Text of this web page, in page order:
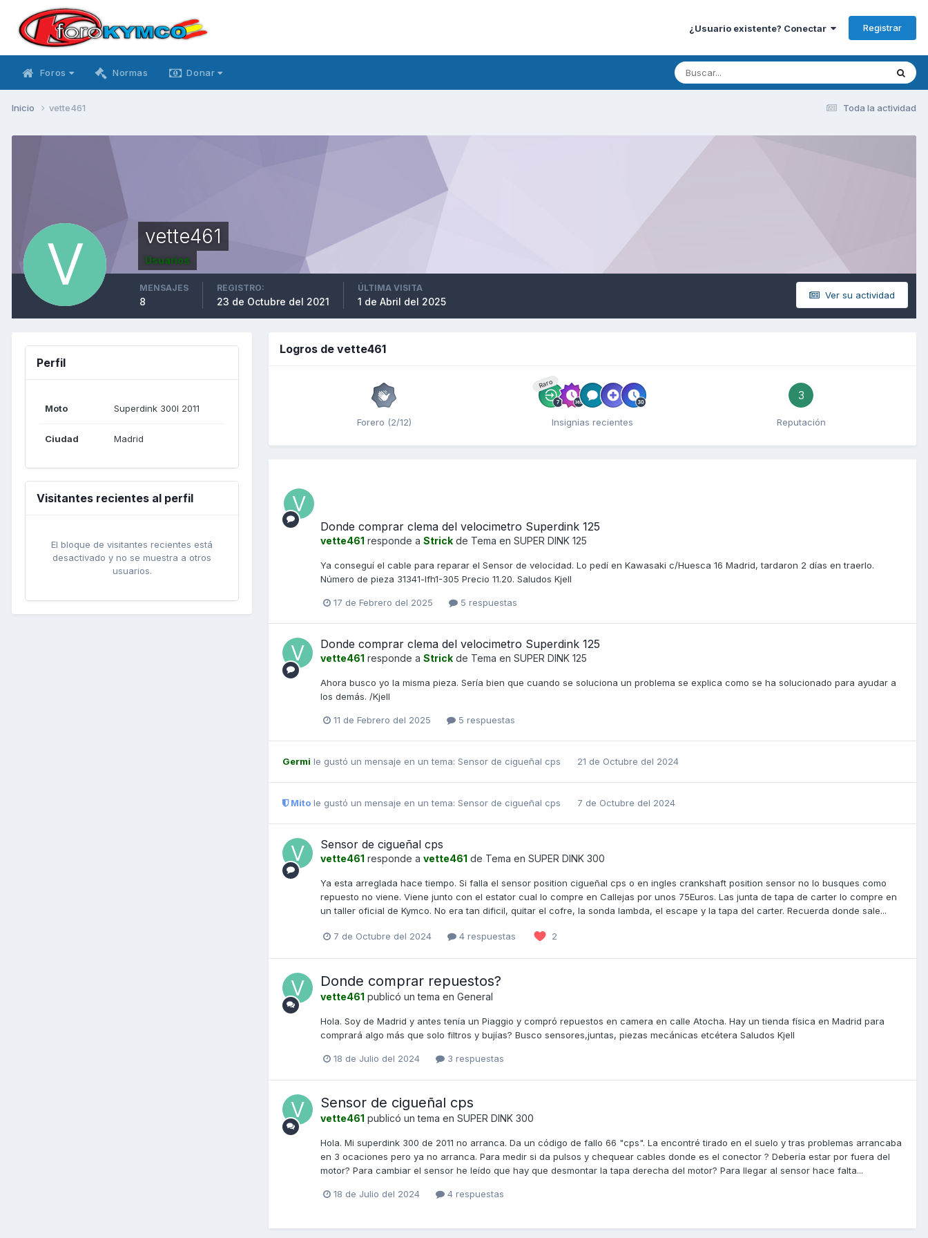
¿Usuario existente? Conectar Registrar
Foros Normas Donar
Toda la actividad
Inicio vette461
vette461
Usuarios
Ver su actividad
MENSAJES
8
REGISTRO:
23 de Octubre del 2021
ÚLTIMA VISITA
1 de Abril del 2025
Perfil
Moto Superdink 300I 2011
Ciudad Madrid
Visitantes recientes al perfil
El bloque de visitantes recientes está
desactivado y no se muestra a otros
usuarios.
Logros de vette461
Forero (2/12)
Raro
Insignias recientes
3
Reputación
Donde comprar clema del velocimetro Superdink 125
vette461 responde a Strick de Tema en SUPER DINK 125
Ya conseguí el cable para reparar el Sensor de velocidad. Lo pedí en Kawasaki c/Huesca 16 Madrid, tardaron 2 días en traerlo.
Número de pieza 31341-lfh1-305 Precio 11.20. Saludos Kjell
17 de Febrero del 2025 5 respuestas
Donde comprar clema del velocimetro Superdink 125
vette461 responde a Strick de Tema en SUPER DINK 125
Ahora busco yo la misma pieza. Sería bien que cuando se soluciona un problema se explica como se ha solucionado para ayudar a
los demás. /Kjell
11 de Febrero del 2025 5 respuestas
Germi le gustó un mensaje en un tema: Sensor de cigueñal cps 21 de Octubre del 2024
Mito le gustó un mensaje en un tema: Sensor de cigueñal cps 7 de Octubre del 2024
Sensor de cigueñal cps
vette461 responde a vette461 de Tema en SUPER DINK 300
Ya esta arreglada hace tiempo. Si falla el sensor position cigueñal cps o en ingles crankshaft position sensor no lo busques como
repuesto no viene. Viene junto con el estator cual lo compre en Callejas por unos 75Euros. Las junta de tapa de carter lo compre en
un taller oficial de Kymco. No era tan dificil, quitar el cofre, la sonda lambda, el escape y la tapa del carter. Recuerda donde sale...
7 de Octubre del 2024 4 respuestas 2
Donde comprar repuestos?
vette461 publicó un tema en General
Hola. Soy de Madrid y antes tenía un Piaggio y compró repuestos en camera en calle Atocha. Hay un tienda física en Madrid para
comprará algo más que solo filtros y bujías? Busco sensores,juntas, piezas mecánicas etcétera Saludos Kjell
18 de Julio del 2024 3 respuestas
Sensor de cigueñal cps
vette461 publicó un tema en SUPER DINK 300
Hola. Mi superdink 300 de 2011 no arranca. Da un código de fallo 66 "cps". La encontré tirado en el suelo y tras problemas arrancaba
en 3 ocaciones pero ya no arranca. Para medir si da pulsos y chequear cables donde es el conector ? Debería estar por fuera del
motor? Para cambiar el sensor he leído que hay que desmontar la tapa derecha del motor? Para llegar al sensor hace falta...
18 de Julio del 2024 4 respuestas